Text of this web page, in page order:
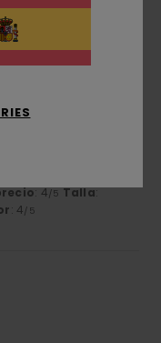
: 4/5 Talla:
: 4/5